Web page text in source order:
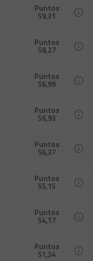
Puntos
59,31
Puntos
58,27
Puntos
56,99
Puntos
56,93
Puntos
56,37
Puntos
55,15
Puntos
54,17
Puntos
51,34